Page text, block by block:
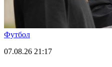
Футбол
07.08.26 21:17